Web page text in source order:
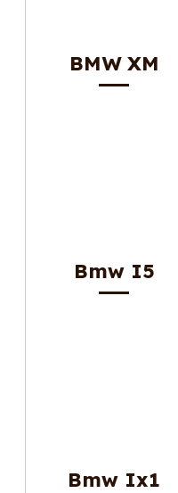
BMW XM
Bmw I5
Bmw Ix1